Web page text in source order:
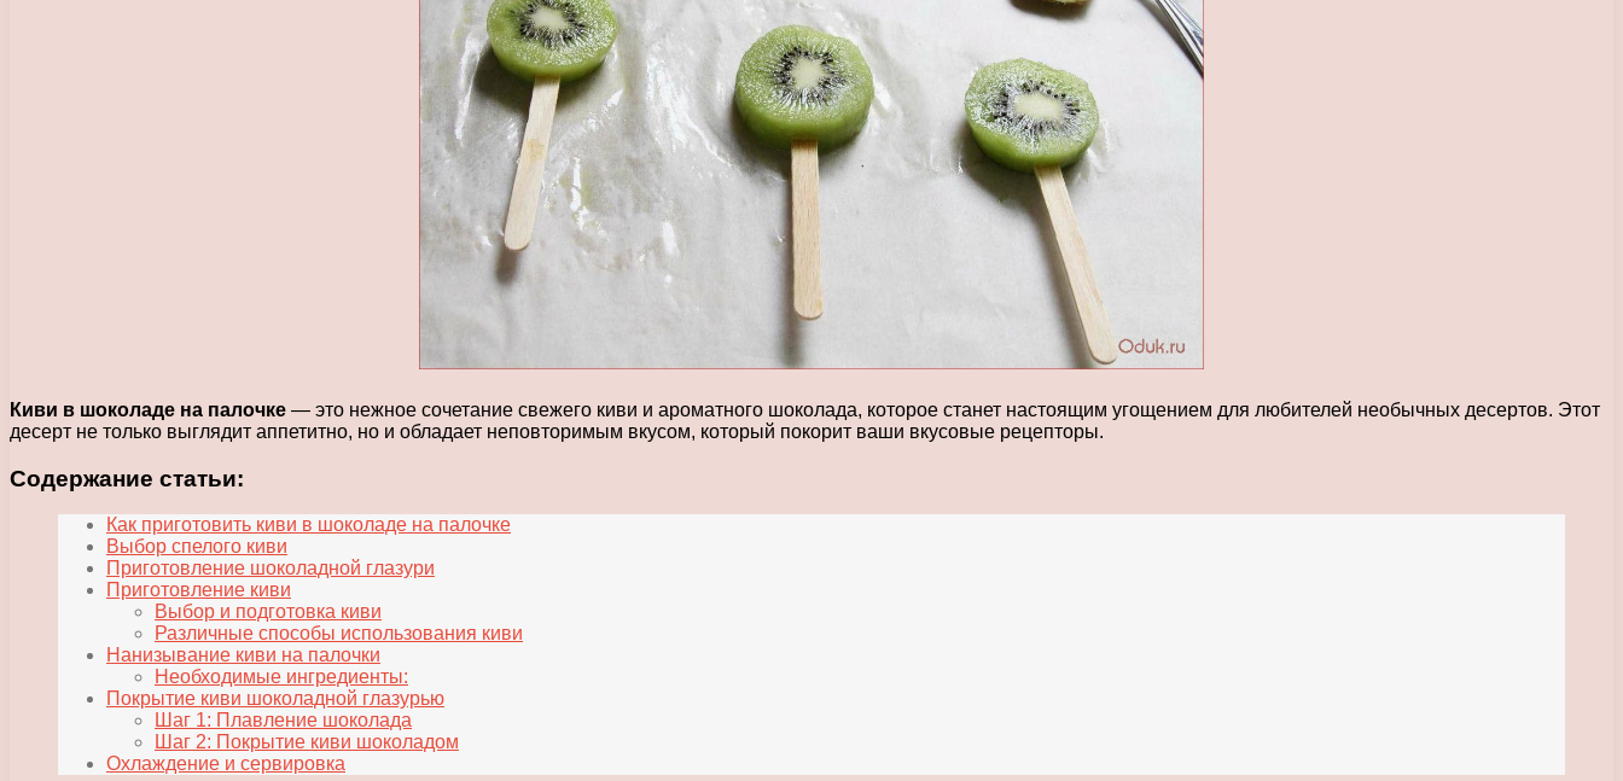
Киви в шоколаде на палочке — это нежное сочетание свежего киви и ароматного шоколада, которое станет настоящим угощением для любителей необычных десертов. Этот
десерт не только выглядит аппетитно, но и обладает неповторимым вкусом, который покорит ваши вкусовые рецепторы.
Содержание статьи:
Как приготовить киви в шоколаде на палочке
Выбор спелого киви
Приготовление шоколадной глазури
Приготовление киви
Выбор и подготовка киви
Различные способы использования киви
Нанизывание киви на палочки
Необходимые ингредиенты:
Покрытие киви шоколадной глазурью
Шаг 1: Плавление шоколада
Шаг 2: Покрытие киви шоколадом
Охлаждение и сервировка